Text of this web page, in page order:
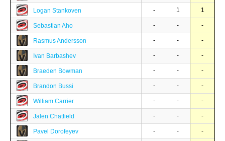
Logan Stankoven - 1 1
Sebastian Aho - - -
Rasmus Andersson - - -
Ivan Barbashev - - -
Braeden Bowman - - -
Brandon Bussi - - -
William Carrier - - -
Jalen Chatfield - - -
Pavel Dorofeyev - - -